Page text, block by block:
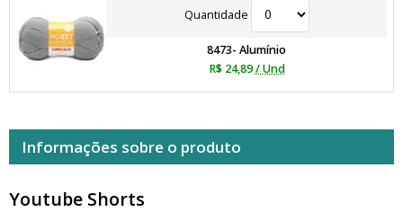
Quantidade
8473- Alumínio
R$ 24,89 / Und
Informações sobre o produto
Youtube Shorts